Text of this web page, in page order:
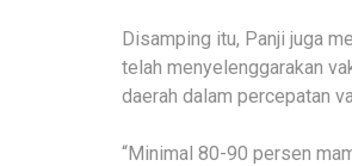
Disamping itu, Panji juga
telah menyelenggarakan
daerah dalam percepatan
“Minimal 80-90 persen